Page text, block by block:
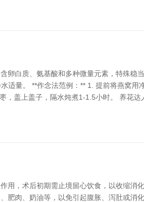
卵白质、氨基酸和多种微量元素，特殊稳
适量。 **作念法范例：** 1. 提前将燕窝用
，盖上盖子，隔水炖煮1-1.5小时。 养花达
用，术后初期需止境留心饮食，以收缩消
肉、奶油等，以免引起腹胀、泻肚或消